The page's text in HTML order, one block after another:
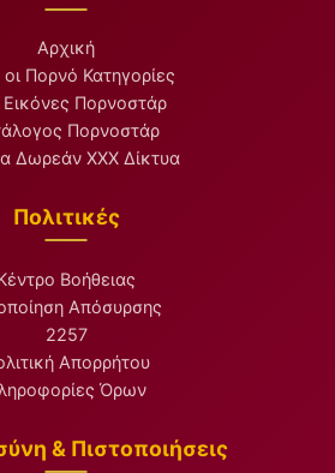
Αρχική
Πορνό Κατηγορίες
Εικόνες Πορνοστάρ
Πορνοστάρ
Δωρεάν XXX Δίκτυα
Πολιτικές
Βοήθειας
Απόσυρσης
2257
Απορρήτου
Όρων
& Πιστοποιήσεις